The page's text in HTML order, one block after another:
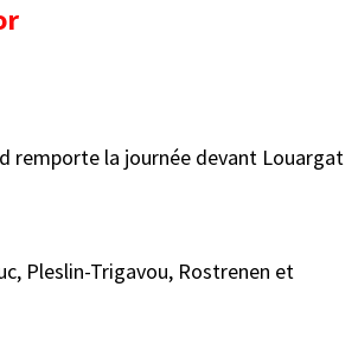
remporte la journée devant Louargat
Pleslin-Trigavou, Rostrenen et